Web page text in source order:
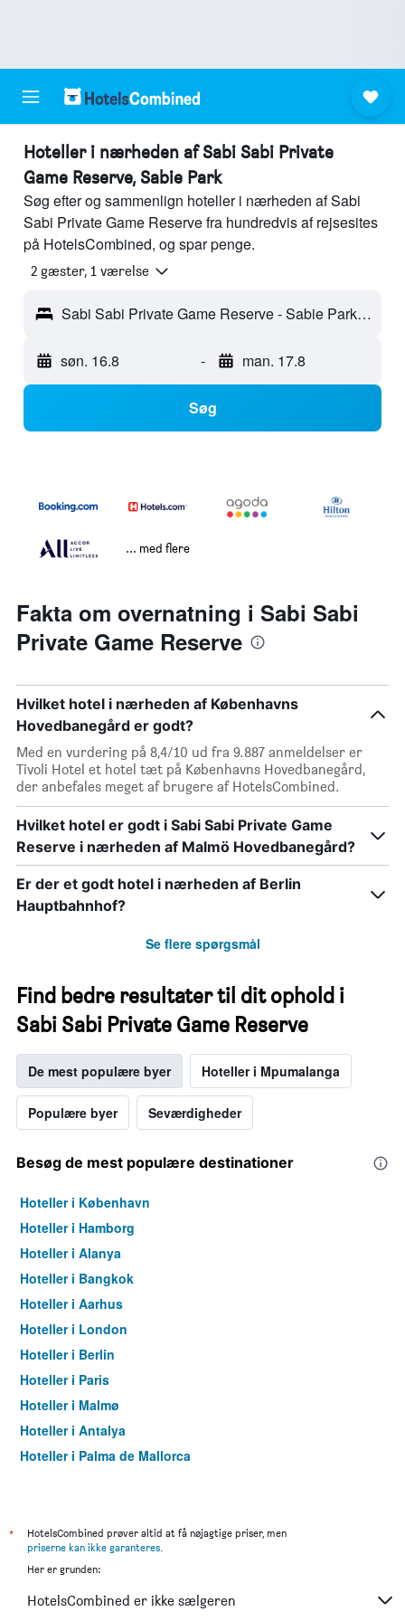
Hoteller i nærheden af Sabi Sabi Private
Game Reserve, Sabie Park
Søg efter og sammenlign hoteller i nærheden af Sabi
Sabi Private Game Reserve fra hundredvis af rejsesites
på HotelsCombined, og spar penge.
2 gæster, 1 værelse
Sabi Sabi Private Game Reserve - Sabie Park, Sydafrika
søn. 16.8 - man. 17.8
Søg
... med flere
Fakta om overnatning i Sabi Sabi
Private Game Reserve
Hvilket hotel i nærheden af Københavns
Hovedbanegård er godt?
Med en vurdering på 8,4/10 ud fra 9.887 anmeldelser er
Tivoli Hotel et hotel tæt på Københavns Hovedbanegård,
der anbefales meget af brugere af HotelsCombined.
Hvilket hotel er godt i Sabi Sabi Private Game
Reserve i nærheden af Malmö Hovedbanegård?
Er der et godt hotel i nærheden af Berlin
Hauptbahnhof?
Se flere spørgsmål
Find bedre resultater til dit ophold i
Sabi Sabi Private Game Reserve
De mest populære byer Hoteller i Mpumalanga
Populære byer Seværdigheder
Besøg de mest populære destinationer
Hoteller i København
Hoteller i Hamborg
Hoteller i Alanya
Hoteller i Bangkok
Hoteller i Aarhus
Hoteller i London
Hoteller i Berlin
Hoteller i Paris
Hoteller i Malmø
Hoteller i Antalya
Hoteller i Palma de Mallorca
Hoteller i Dubai
Hoteller i Maspalomas
Hoteller i Patong
*
HotelsCombined prøver altid at få nøjagtige priser, men
priserne kan ikke garanteres.
Her er grunden:
HotelsCombined er ikke sælgeren